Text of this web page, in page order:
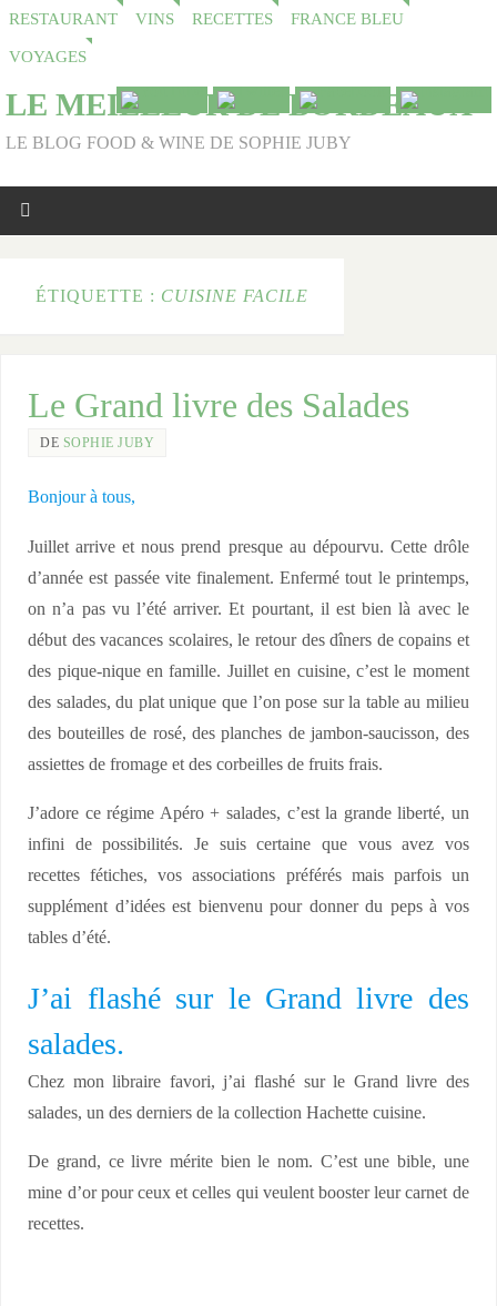
RESTAURANT VINS RECETTES FRANCE BLEU
VOYAGES
LE MEILLEUR DE BORDEAUX
LE BLOG FOOD & WINE DE SOPHIE JUBY
ÉTIQUETTE : CUISINE FACILE
Le Grand livre des Salades
DE SOPHIE JUBY
Bonjour à tous,
Juillet arrive et nous prend presque au dépourvu. Cette drôle
d’année est passée vite finalement. Enfermé tout le printemps,
on n’a pas vu l’été arriver. Et pourtant, il est bien là avec le
début des vacances scolaires, le retour des dîners de copains et
des pique-nique en famille. Juillet en cuisine, c’est le moment
des salades, du plat unique que l’on pose sur la table au milieu
des bouteilles de rosé, des planches de jambon-saucisson, des
assiettes de fromage et des corbeilles de fruits frais.
J’adore ce régime Apéro + salades, c’est la grande liberté, un
infini de possibilités. Je suis certaine que vous avez vos
recettes fétiches, vos associations préférés mais parfois un
supplément d’idées est bienvenu pour donner du peps à vos
tables d’été.
J’ai flashé sur le Grand livre des
salades.
Chez mon libraire favori, j’ai flashé sur le Grand livre des
salades, un des derniers de la collection Hachette cuisine.
De grand, ce livre mérite bien le nom. C’est une bible, une
mine d’or pour ceux et celles qui veulent booster leur carnet de
recettes.